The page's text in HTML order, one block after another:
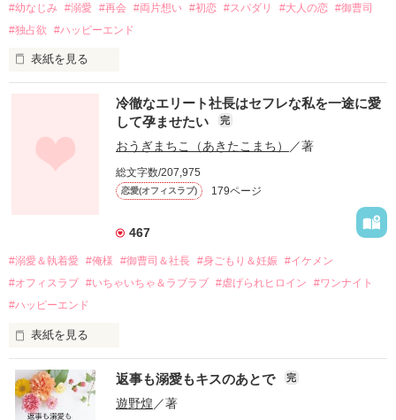
#幼なじみ #溺愛 #再会 #両片想い #初恋 #スパダリ #大人の恋 #御曹司
#独占欲
#ハッピーエンド
表紙を見る
幼なじみの哲平に淡い恋心を抱いていた美桜。
しかし、ある出来事をきっかけに二人の関係は壊れてしまう。
関係修復もできないまま、美桜は両親の離婚によって
引っ越すことになり、哲平とも離れ離れになった。
それから約十二年後。
過去の傷から、二度と会いたくないと思っていた哲平に
運命のような再会を果たす。
酔った勢いで一夜を共にしてしまった。
さらに、美桜が初めてだと知った哲平は
『責任をとる、結婚しよう』と真っ直ぐに告げてきた。
戸惑う美桜とは裏腹に、好きという気持ちを隠すことなく
甘やかしてくる。
冷徹なエリート社長はセフレな私を一途に愛
して孕ませたい
完
おうぎまちこ（あきたこまち） ／著
総文字数/207,975
恋愛(オフィスラブ) 179ページ
467
#溺愛＆執着愛 #俺様 #御曹司＆社長 #身ごもり＆妊娠 #イケメン
#オフィスラブ #いちゃいちゃ＆ラブラブ #虐げられヒロイン
#ワンナイト
#ハッピーエンド
表紙を見る
おかしな噂を流されて前の職場でうまくいかなかった梅田美
桜は、海外で傷心旅行をしていたところ、日本人美青年と出会
い、酒の勢いもあり一夜限りの関係となる。
返事も溺愛もキスのあとで 完
遊野煌／著